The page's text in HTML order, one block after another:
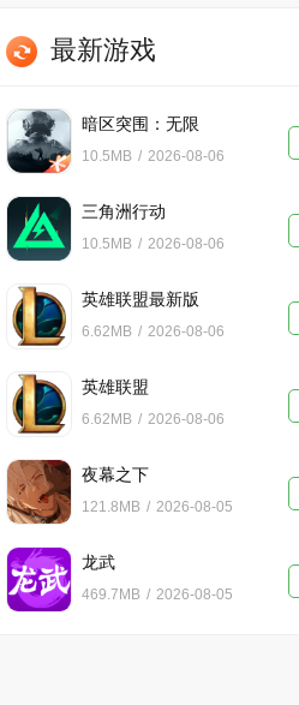
最新游戏
暗区突围：无限
10.5MB / 2026-08-06
三角洲行动
10.5MB / 2026-08-06
英雄联盟最新版
6.62MB / 2026-08-06
英雄联盟
6.62MB / 2026-08-06
夜幕之下
121.8MB / 2026-08-05
龙武
469.7MB / 2026-08-05